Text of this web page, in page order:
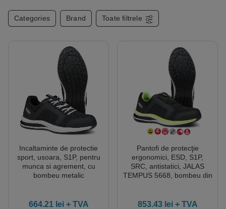
Categories Brand Toate filtrele
Incaltaminte de protectie
sport, usoara, S1P, pentru
munca si agrement, cu
bombeu metalic
664.21 lei+ TVA
Pantofi de protecţie
ergonomici, ESD, S1P,
SRC, antistatici, JALAS
TEMPUS 5668, bombeu din
comfortabili
853.43 lei+ TVA